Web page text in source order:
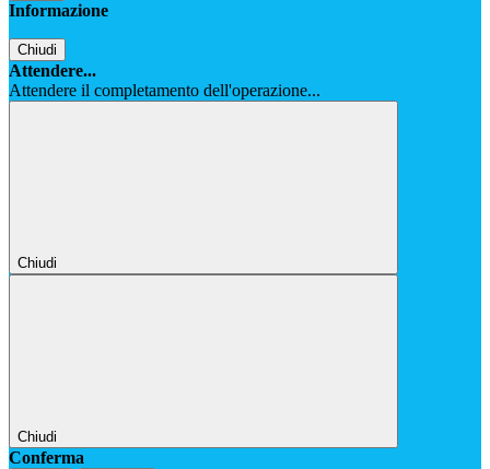
Informazione
Chiudi
Attendere...
Attendere il completamento dell'operazione...
Chiudi
Chiudi
Conferma